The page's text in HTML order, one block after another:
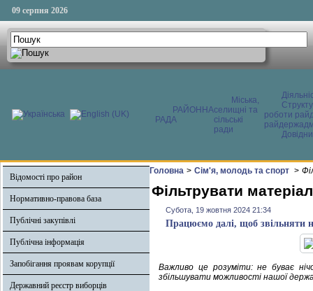
09 серпня 2026
РАЙОННА
РАДА
Міська,
селищні та
сільські
ради
роботи
Відомості про район
Нормативно-правова база
Публічні закупівлі
Публічна інформація
Запобігання проявам корупції
Державний реєстр виборців
Головна > Сім'я, молодь та спорт >
Фільтрувати
Субота, 19 жовтня 2024 21:34
Працюємо далі, щоб звільняти
Важливо це розуміти: не буває
збільшувати можливості нашої